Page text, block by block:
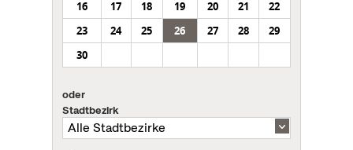
16
17 18 19 20 21
22
23
24 25 26 27 28
29
30
oder
Stadtbezirk